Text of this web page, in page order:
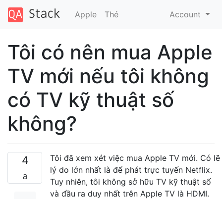
Apple Thẻ Account
Tôi có nên mua Apple
TV mới nếu tôi không
có TV kỹ thuật số
không?
4
Tôi đã xem xét việc mua Apple TV mới. Có lẽ
lý do lớn nhất là để phát trực tuyến Netflix.
Tuy nhiên, tôi không sở hữu TV kỹ thuật số
và đầu ra duy nhất trên Apple TV là HDMI.